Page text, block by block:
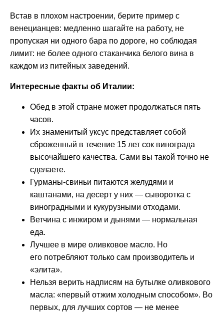
Встав в плохом настроении, берите пример с
венецианцев: медленно шагайте на работу, не
пропуская ни одного бара по дороге, но соблюдая
лимит: не более одного стаканчика белого вина в
каждом из питейных заведений.
Интересные факты об Италии:
Обед в этой стране может продолжаться пять
часов.
Их знаменитый уксус представляет собой
сброженный в течение 15 лет сок винограда
высочайшего качества. Сами вы такой точно не
сделаете.
Гурманы-свиньи питаются желудями и
каштанами, на десерт у них — сыворотка с
виноградными и кукурузными отходами.
Ветчина с инжиром и дынями — нормальная
еда.
Лучшее в мире оливковое масло. Но
его потребляют только сам производитель и
«элита».
Нельзя верить надписям на бутылке оливкового
масла: «первый отжим холодным способом». Во
первых, для лучших сортов — не менее